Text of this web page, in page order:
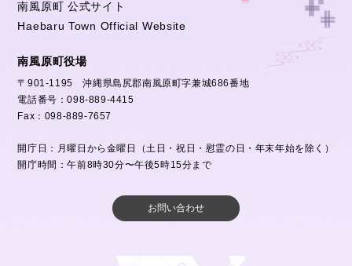
南風原町 公式サイト
Haebaru Town Official Website
南風原町役場
〒901-1195 沖縄県島尻郡南風原町字兼城686番地
電話番号：098-889-4415
Fax：098-889-7657
開庁日：月曜日から金曜日（土日・祝日・慰霊の日・年末年始を除く）
開庁時間：午前8時30分〜午後5時15分まで
お問い合わせ